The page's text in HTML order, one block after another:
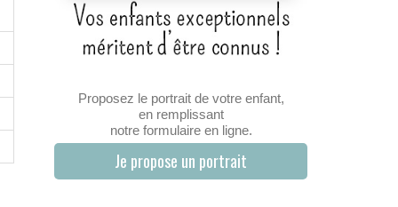
Proposez le portrait de votre enfant,
en remplissant
notre formulaire en ligne.
Je propose un portrait